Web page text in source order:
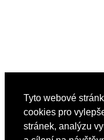
Tyto webové
cookies pro
stránek, analýzu